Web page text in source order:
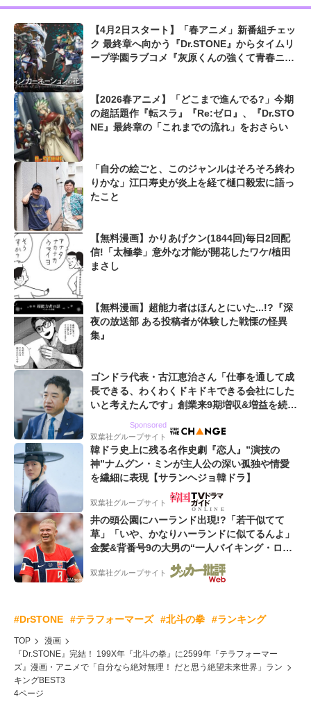
【4月2日スタート】「春アニメ」新番組チェッ
ク 最終章へ向かう『Dr.STONE』からタイムリ
ープ学園ラブコメ『灰原くんの強くて青春ニュ
【2026春アニメ】「どこまで進んでる?」今期
の超話題作『転スラ』『Re:ゼロ』、『Dr.STO
NE』最終章の「これまでの流れ」をおさらい
「自分の絵ごと、このジャンルはそろそろ終わ
りかな」江口寿史が炎上を経て樋口毅宏に語っ
たこと
【無料漫画】かりあげクン(1844回)毎日2回配
信!「太極拳」意外な才能が開花したワケ/植田
まさし
【無料漫画】超能力者はほんとにいた...!?『深
夜の放送部 ある投稿者が体験した戦慄の怪異
集』
ゴンドラ代表・古江恵治さん「仕事を通して成
長できる、わくわくドキドキできる会社にした
いと考えたんです」創業来9期増収&増益を続け
Sponsored
双葉社グループサイト
韓ドラ史上に残る名作史劇『恋人』”演技の
神”ナムグン・ミンが主人公の深い孤独や情愛
を繊細に表現【サランヘジョ韓ドラ】
双葉社グループサイト
井の頭公園にハーランド出現!?「若干似てて
草」「いや、かなりハーランドに似てるんよ」
金髪&背番号9の大男の“一人バイキング・ロ
ー”映像が話題!「元気をもらった」
双葉社グループサイト
#DrSTONE #テラフォーマーズ #北斗の拳 #ランキング
TOP
漫画
『Dr.STONE』完結！ 199X年『北斗の拳』に2599年『テラフォーマー
ズ』漫画・アニメで「自分なら絶対無理！ だと思う絶望未来世界」ラン
キングBEST3
4ページ